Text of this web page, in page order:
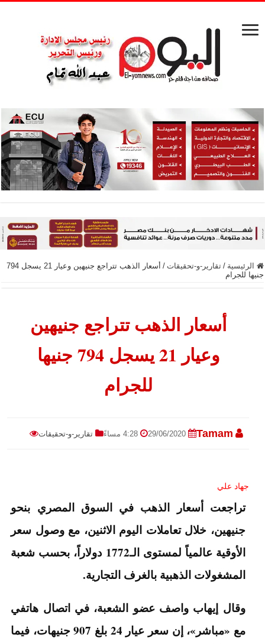
الرئيسية / تقارير-و-تحقيقات /
أسعار الذهب تتراجع جنيهين وعيار 21 يسجل 794
جنيها للجرام
أسعار الذهب تتراجع جنيهين
وعيار 21 يسجل 794 جنيها
للجرام
Tamam
29/06/2020 4:28 مساءً تقارير-و-تحقيقات
جهاد علي
تراجعت أسعار الذهب في السوق المصري بنحو
جنيهين، خلال تعاملات اليوم الاثنين، مع وصول سعر
الأوقية عالمياً لمستوى الـ1772 دولاراً، بحسب شعبة
المشغولات الذهبية بالغرف التجارية.
وقال إيهاب واصف عضو الشعبة، في اتصال هاتفي
مع «مباشر»، إن سعر عيار 24 بلغ 907 جنيهات، فيما